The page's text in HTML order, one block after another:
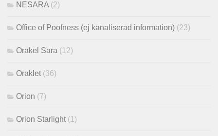
NESARA (2)
Office of Poofness (ej kanaliserad information) (23)
Orakel Sara (12)
Oraklet (36)
Orion (7)
Orion Starlight (1)